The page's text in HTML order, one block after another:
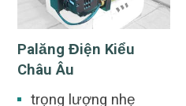
Palăng Điện Kiểu
Châu Âu
trọng lượng nhẹ